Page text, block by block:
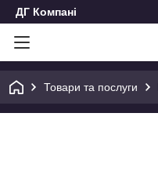
ДГ Компані
Товари та послуги